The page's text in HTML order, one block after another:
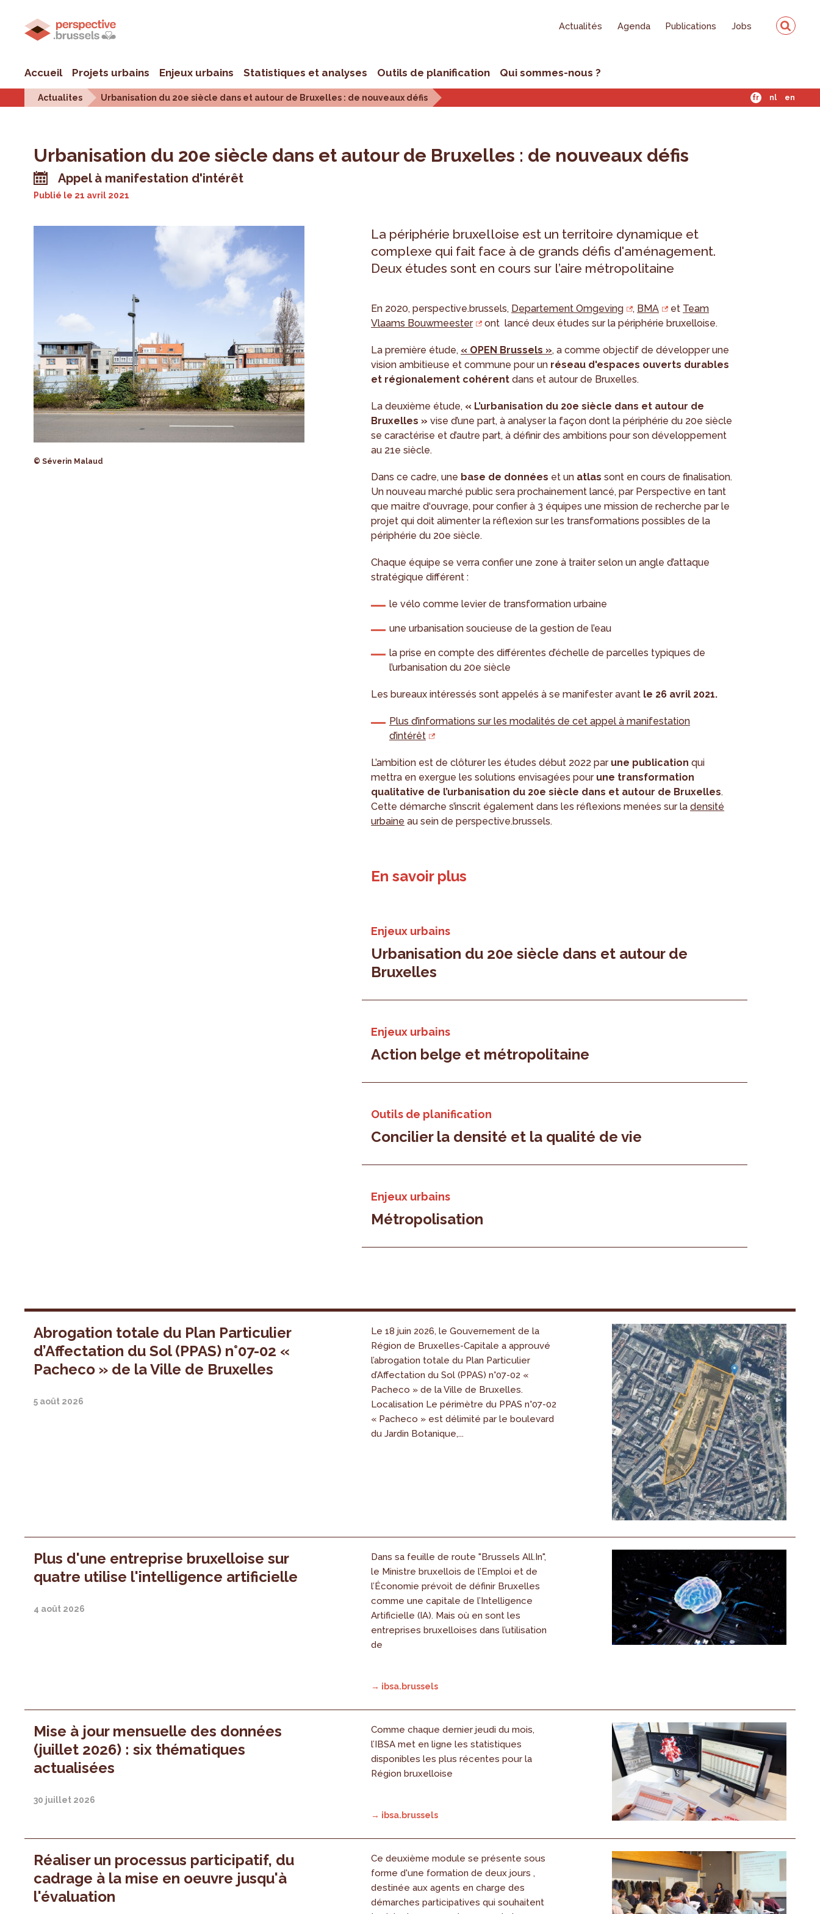
Actualités Agenda Publications Jobs
Accueil Projets urbains Enjeux urbains Statistiques et analyses Outils de planification Qui sommes-nous ?
Actualites Urbanisation du 20e siècle dans et autour de Bruxelles : de nouveaux défis fr nl en
Urbanisation du 20e siècle dans et autour de Bruxelles : de nouveaux défis
Appel à manifestation d'intérêt
Publié le 21 avril 2021
© Séverin Malaud
La périphérie bruxelloise est un territoire dynamique et
complexe qui fait face à de grands défis d'aménagement.
Deux études sont en cours sur l’aire métropolitaine
En 2020, perspective.brussels, Departement Omgeving , BMA et Team
Vlaams Bouwmeester
ont lancé deux études sur la périphérie bruxelloise.
La première étude, « OPEN Brussels », a comme objectif de développer une
vision ambitieuse et commune pour un réseau d'espaces ouverts durables
et régionalement cohérent dans et autour de Bruxelles.
La deuxième étude, « L’urbanisation du 20e siècle dans et autour de
Bruxelles » vise d’une part, à analyser la façon dont la périphérie du 20e siècle
se caractérise et d’autre part, à définir des ambitions pour son développement
au 21e siècle.
Dans ce cadre, une base de données et un atlas sont en cours de finalisation.
Un nouveau marché public sera prochainement lancé, par Perspective en tant
que maitre d‘ouvrage, pour confier à 3 équipes une mission de recherche par le
projet qui doit alimenter la réflexion sur les transformations possibles de la
périphérie du 20e siècle.
Chaque équipe se verra confier une zone à traiter selon un angle d’attaque
stratégique différent :
le vélo comme levier de transformation urbaine
une urbanisation soucieuse de la gestion de l’eau
la prise en compte des différentes d’échelle de parcelles typiques de
l’urbanisation du 20e siècle
Les bureaux intéressés sont appelés à se manifester avant le 26 avril 2021.
Plus d’informations sur les modalités de cet appel à manifestation
d’intérêt
L’ambition est de clôturer les études début 2022 par une publication qui
mettra en exergue les solutions envisagées pour une transformation
qualitative de l’urbanisation du 20e siècle dans et autour de Bruxelles.
Cette démarche s’inscrit également dans les réflexions menées sur ladensité
urbaine au sein de perspective.brussels.
En savoir plus
Enjeux urbains
Urbanisation du 20e siècle dans et autour de
Bruxelles
Enjeux urbains
Action belge et métropolitaine
Outils de planification
Concilier la densité et la qualité de vie
Enjeux urbains
Métropolisation
Abrogation totale du Plan Particulier
d’Affectation du Sol (PPAS) n°07-02 «
Pacheco » de la Ville de Bruxelles
5 août 2026
Le 18 juin 2026, le Gouvernement de la
Région de Bruxelles-Capitale a approuvé
l’abrogation totale du Plan Particulier
d’Affectation du Sol (PPAS) n°07-02 «
Pacheco » de la Ville de Bruxelles.
Localisation Le périmètre du PPAS n°07-02
« Pacheco » est délimité par le boulevard
du Jardin Botanique,...
Plus d'une entreprise bruxelloise sur
quatre utilise l'intelligence artificielle
4 août 2026
Dans sa feuille de route "Brussels All.In",
le Ministre bruxellois de l’Emploi et de
l’Économie prévoit de définir Bruxelles
comme une capitale de l’Intelligence
Artificielle (IA). Mais où en sont les
entreprises bruxelloises dans l’utilisation
de
→ ibsa.brussels
Mise à jour mensuelle des données
(juillet 2026) : six thématiques
actualisées
30 juillet 2026
Comme chaque dernier jeudi du mois,
l’IBSA met en ligne les statistiques
disponibles les plus récentes pour la
Région bruxelloise
→ ibsa.brussels
Réaliser un processus participatif, du
cadrage à la mise en oeuvre jusqu'à
l'évaluation
Ce deuxième module se présente sous
forme d'une formation de deux jours ,
destinée aux agents en charge des
démarches participatives qui souhaitent